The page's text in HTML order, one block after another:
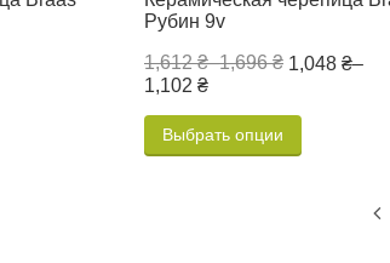
Рубин 9v
1,612 ₴–1,696 ₴ 1,048 ₴–
1,102 ₴
Выбрать опции